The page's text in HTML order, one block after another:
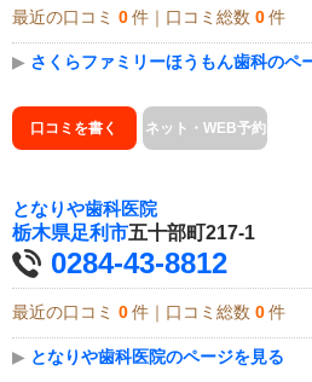
最近の口コミ 0 件｜口コミ総数 0 件
▶ さくらファミリーほうもん歯科のペ
口コミを書く ネット・WEB予約
となりや歯科医院
栃木県足利市五十部町217-1
0284-43-8812
最近の口コミ 0 件｜口コミ総数 0 件
▶ となりや歯科医院のページを見る